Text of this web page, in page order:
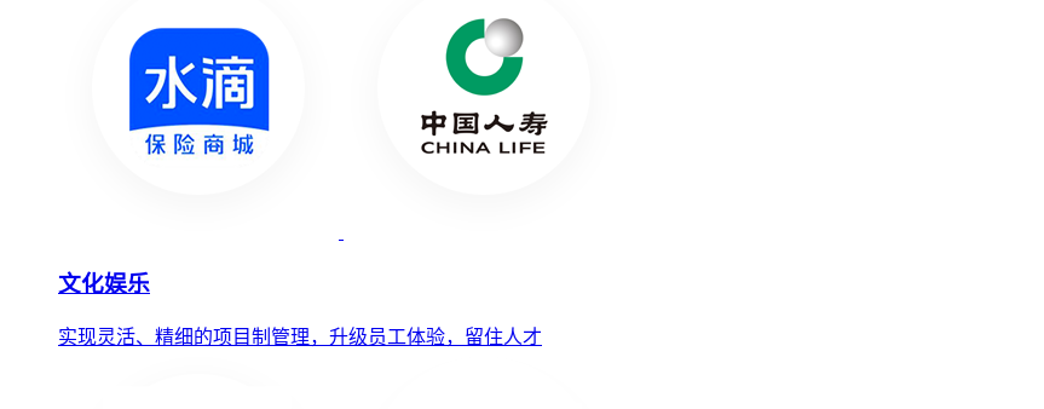
文化娱乐
实现灵活、精细的项目制管理，升级员工体验，留住人才